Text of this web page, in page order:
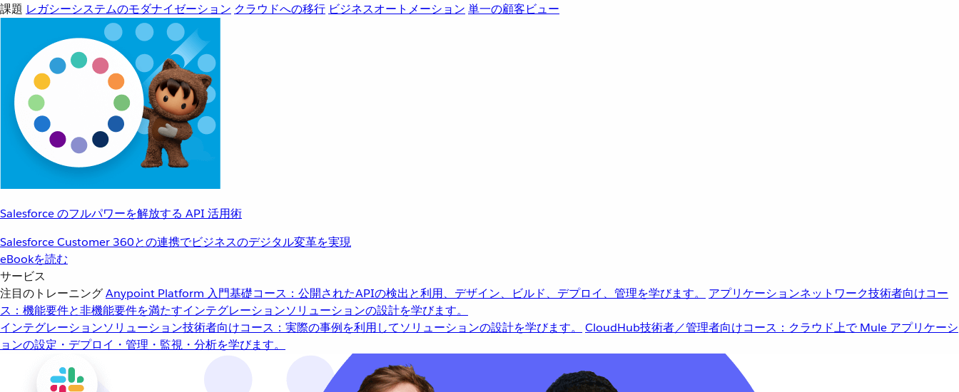
課題 レガシーシステムのモダナイゼーション クラウドへの移行 ビジネスオートメーション 単一の顧客ビュー
Salesforce のフルパワーを解放する API 活用術
Salesforce Customer 360との連携でビジネスのデジタル変革を実現
eBookを読む
サービス
注目のトレーニングAnypoint Platform 入門基礎コース：公開されたAPIの検出と利用、デザイン、ビルド、デプロイ、管理を学びます。 アプリケーションネットワーク技術者向けコー
ス：機能要件と非機能要件を満たすインテグレーションソリューションの設計を学びます。
インテグレーションソリューション技術者向けコース：実際の事例を利用してソリューションの設計を学びます。 CloudHub技術者／管理者向けコース：クラウド上で Mule アプリケーシ
ョンの設定・デプロイ・管理・監視・分析を学びます。